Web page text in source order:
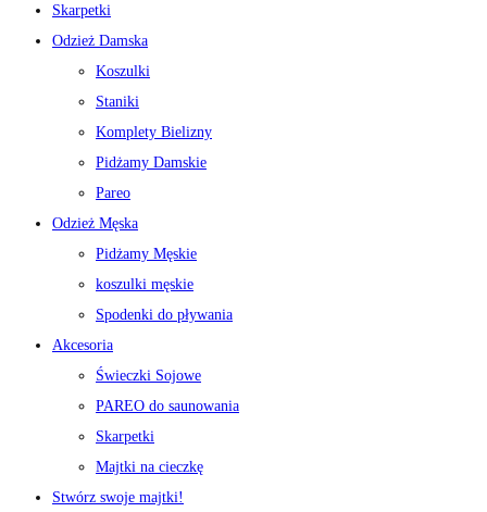
Skarpetki
Odzież Damska
Koszulki
Staniki
Komplety Bielizny
Pidżamy Damskie
Pareo
Odzież Męska
Pidżamy Męskie
koszulki męskie
Spodenki do pływania
Akcesoria
Świeczki Sojowe
PAREO do saunowania
Skarpetki
Majtki na cieczkę
Stwórz swoje majtki!